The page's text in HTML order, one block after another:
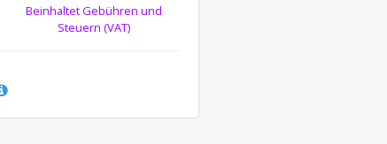
Beinhaltet Gebühren und
Steuern (VAT)